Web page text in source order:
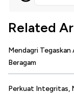
Related
Mendagri Tegaskan
Beragam
Perkuat Integritas,